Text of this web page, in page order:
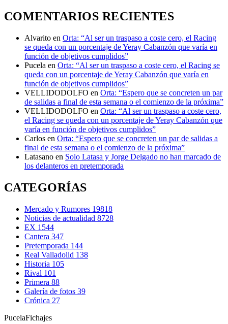
COMENTARIOS RECIENTES
Alvarito en Orta: “Al ser un traspaso a coste cero, el Racing
se queda con un porcentaje de Yeray Cabanzón que varía en
función de objetivos cumplidos”
Pucela en Orta: “Al ser un traspaso a coste cero, el Racing se
queda con un porcentaje de Yeray Cabanzón que varía en
función de objetivos cumplidos”
VELLIDODOLFO en Orta: “Espero que se concreten un par
de salidas a final de esta semana o el comienzo de la próxima”
VELLIDODOLFO en Orta: “Al ser un traspaso a coste cero,
el Racing se queda con un porcentaje de Yeray Cabanzón que
varía en función de objetivos cumplidos”
Carlos en Orta: “Espero que se concreten un par de salidas a
final de esta semana o el comienzo de la próxima”
Latasano en Solo Latasa y Jorge Delgado no han marcado de
los delanteros en pretemporada
CATEGORÍAS
Mercado y Rumores 19818
Noticias de actualidad 8728
EX 1544
Cantera 347
Pretemporada 144
Real Valladolid 138
Historia 105
Rival 101
Primera 88
Galería de fotos 39
Crónica 27
PucelaFichajes